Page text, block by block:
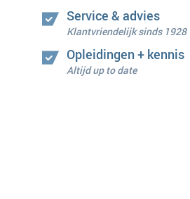
Service & advies
Klantvriendelijk sinds 1928
Opleidingen + kennis
Altijd up to date